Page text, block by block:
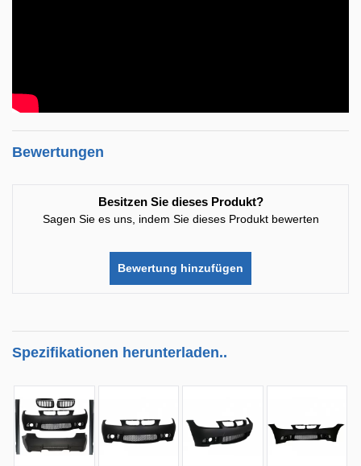
Bewertungen
Besitzen Sie dieses Produkt?
Sagen Sie es uns, indem Sie dieses Produkt bewerten
Bewertung hinzufügen
Spezifikationen herunterladen..